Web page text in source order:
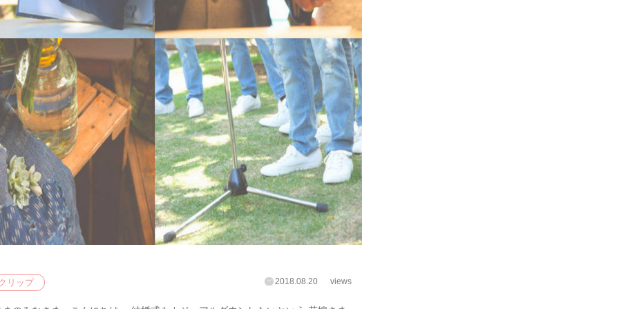
リップ 2018.08.20 views